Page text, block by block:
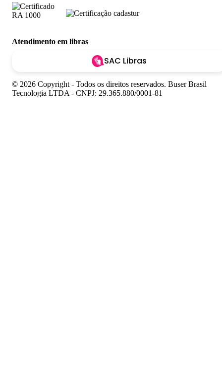
Atendimento em libras
SAC Libras
© 2026 Copyright - Todos os direitos reservados. Buser Brasil
Tecnologia LTDA - CNPJ: 29.365.880/0001-81